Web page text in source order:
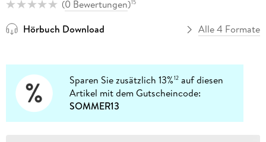
(0 Bewertungen)15
Hörbuch Download Alle 4 Formate
Sparen Sie zusätzlich 13%12 auf diesen
Artikel mit dem Gutscheincode:
SOMMER13